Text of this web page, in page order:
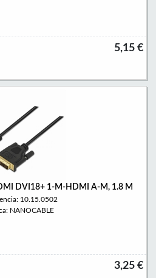
5,15 €
DVI18+ 1-M-HDMI A-M, 1.8 M
10.15.0502
NANOCABLE
3,25 €